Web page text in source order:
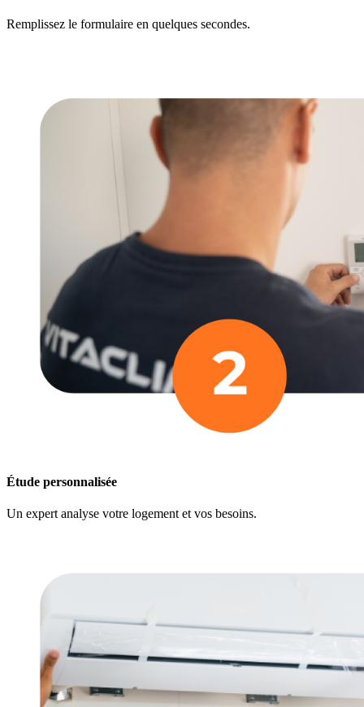
Remplissez le formulaire en quelques secondes.
Étude personnalisée
Un expert analyse votre logement et vos besoins.